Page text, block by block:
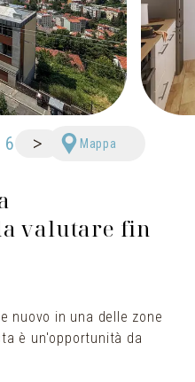
6 > Mappa
valutare fin
nuovo in una delle zone
è un'opportunità da